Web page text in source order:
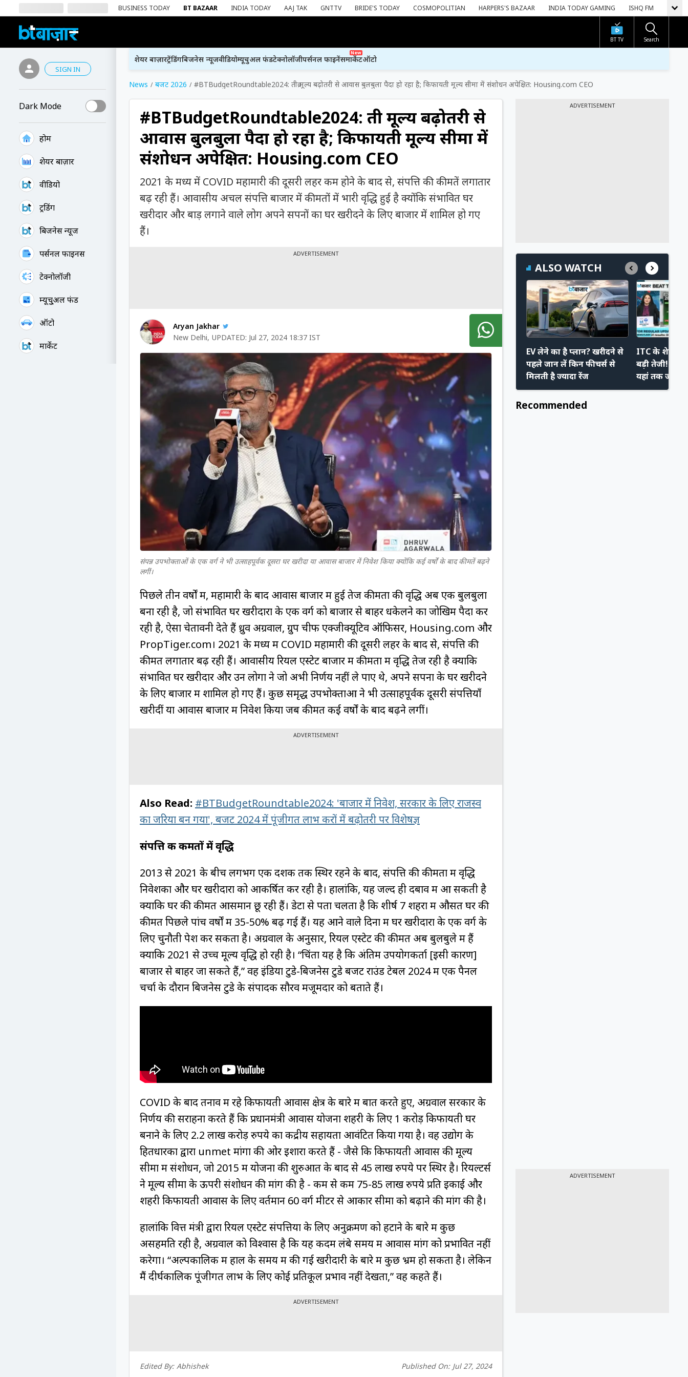
BUSINESS TODAY BT BAZAAR INDIA TODAY AAJ TAK GNTTV BRIDE'S TODAY COSMOPOLITIAN HARPERS'S BAZAAR INDIA TODAY GAMING ISHQ FM
BT TV Search
SIGN IN
Dark Mode
होम
शेयर बाज़ार
वीडियो
ट्रेंडिंग
बिजनेस न्यूज
पर्सनल फाइनेंस
टेक्नोलॉजी
म्यूचु्अल फंड
ऑटो
मार्केट
शेयर बाज़ारट्रेंडिंगबिजनेस न्यूजवीडियोम्यूचुअल फंडटेक्नोलॉजीपर्सनल फाइनेंस
New
मार्केटऑटो
News बजट 2026 #BTBudgetRoundtable2024: तीव्र मूल्य बढ़ोतरी से आवास बुलबुला पैदा हो रहा है; किफायती मूल्य सीमा में संशोधन अपेक्षित: Housing.com CEO
#BTBudgetRoundtable2024: तीव्र मूल्य बढ़ोतरी से
आवास बुलबुला पैदा हो रहा है; किफायती मूल्य सीमा में
संशोधन अपेक्षित: Housing.com CEO
2021 के मध्य में COVID महामारी की दूसरी लहर कम होने के बाद से, संपत्ति की कीमतें लगातार
बढ़ रही हैं। आवासीय अचल संपत्ति बाजार में कीमतों में भारी वृद्धि हुई है क्योंकि संभावित घर
खरीदार और बाड़ लगाने वाले लोग अपने सपनों का घर खरीदने के लिए बाजार में शामिल हो गए
हैं।
ADVERTISEMENT
Aryan Jakhar
New Delhi, UPDATED: Jul 27, 2024 18:37 IST
संपन्न उपभोक्ताओं के एक वर्ग ने भी उत्साहपूर्वक दूसरा घर खरीदा या आवास बाजार में निवेश किया क्योंकि कई वर्षों के बाद कीमतें बढ़ने
लगीं।
पिछले तीन वर्षों में, महामारी के बाद आवास बाजार में हुई तेज कीमतों की वृद्धि अब एक बुलबुला
बना रही है, जो संभावित घर खरीदारों के एक वर्ग को बाजार से बाहर धकेलने का जोखिम पैदा कर
रही है, ऐसा चेतावनी देते हैं ध्रुव अग्रवाल, ग्रुप चीफ एक्जीक्यूटिव ऑफिसर, Housing.com और
PropTiger.com। 2021 के मध्य में COVID महामारी की दूसरी लहर के बाद से, संपत्ति की
कीमतें लगातार बढ़ रही हैं। आवासीय रियल एस्टेट बाजार में कीमतों में वृद्धि तेज रही है क्योंकि
संभावित घर खरीदार और उन लोगों ने जो अभी निर्णय नहीं ले पाए थे, अपने सपनों के घर खरीदने
के लिए बाजार में शामिल हो गए हैं। कुछ समृद्ध उपभोक्ताओं ने भी उत्साहपूर्वक दूसरी संपत्तियाँ
खरीदीं या आवास बाजार में निवेश किया जब कीमतें कई वर्षों के बाद बढ़ने लगीं।
ADVERTISEMENT
Also Read: #BTBudgetRoundtable2024: 'बाजार में निवेश, सरकार के लिए राजस्व
का जरिया बन गया', बजट 2024 में पूंजीगत लाभ करों में बढ़ोतरी पर विशेषज्ञ
संपत्ति की कीमतों में वृद्धि
2013 से 2021 के बीच लगभग एक दशक तक स्थिर रहने के बाद, संपत्ति की कीमतों में वृद्धि
निवेशकों और घर खरीदारों को आकर्षित कर रही है। हालांकि, यह जल्द ही दबाव में आ सकती है
क्योंकि घर की कीमतें आसमान छू रही हैं। डेटा से पता चलता है कि शीर्ष 7 शहरों में औसत घर की
कीमतें पिछले पांच वर्षों में 35-50% बढ़ गई हैं। यह आने वाले दिनों में घर खरीदारों के एक वर्ग के
लिए चुनौती पेश कर सकता है। अग्रवाल के अनुसार, रियल एस्टेट की कीमतें अब बुलबुले में हैं
क्योंकि 2021 से उच्च मूल्य वृद्धि हो रही है। “चिंता यह है कि अंतिम उपयोगकर्ता [इसी कारण]
बाजार से बाहर जा सकते हैं,” वह इंडिया टुडे-बिजनेस टुडे बजट राउंड टेबल 2024 में एक पैनल
चर्चा के दौरान बिजनेस टुडे के संपादक सौरव मजूमदार को बताते हैं।
COVID के बाद तनाव में रहे किफायती आवास क्षेत्र के बारे में बात करते हुए, अग्रवाल सरकार के
निर्णय की सराहना करते हैं कि प्रधानमंत्री आवास योजना शहरी के लिए 1 करोड़ किफायती घर
बनाने के लिए 2.2 लाख करोड़ रुपये का केंद्रीय सहायता आवंटित किया गया है। वह उद्योग के
हितधारकों द्वारा unmet मांगों की ओर इशारा करते हैं - जैसे कि किफायती आवास की मूल्य
सीमा में संशोधन, जो 2015 में योजना की शुरुआत के बाद से 45 लाख रुपये पर स्थिर है। रियल्टर्स
ने मूल्य सीमा के ऊपरी संशोधन की मांग की है - कम से कम 75-85 लाख रुपये प्रति इकाई और
शहरी किफायती आवास के लिए वर्तमान 60 वर्ग मीटर से आकार सीमा को बढ़ाने की मांग की है।
हालांकि वित्त मंत्री द्वारा रियल एस्टेट संपत्तियों के लिए अनुक्रमण को हटाने के बारे में कुछ
असहमति रही है, अग्रवाल को विश्वास है कि यह कदम लंबे समय में आवास मांग को प्रभावित नहीं
करेगा। “अल्पकालिक में हाल के समय में की गई खरीदारी के बारे में कुछ भ्रम हो सकता है। लेकिन
मैं दीर्घकालिक पूंजीगत लाभ के लिए कोई प्रतिकूल प्रभाव नहीं देखता,” वह कहते हैं।
ADVERTISEMENT
Edited By: Abhishek Published On: Jul 27, 2024
ADVERTISEMENT
ALSO WATCH
EV लेने का है प्लान? खरीदने से
पहले जान लें किन फीचर्स से
मिलती है ज्यादा रेंज
ITC के शेयर
बड़ी तेजी!
यहां तक
टारगेट और
Recommended
ADVERTISEMENT